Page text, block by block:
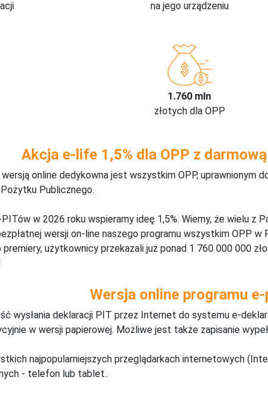
na jego urządzeniu
1.760 mln
złotych dla OPP
Akcja e-life 1,5% dla OPP z
online dedykowna jest wszystkim OPP, uprawnionym
Publicznego.
w 2026 roku wspieramy ideę 1,5%. Wiemy, że wielu
wersji on-line naszego programu wszystkim OPP
użytkownicy przekazali już ponad 1 760 000 000
Wersja online programu
wysłania deklaracji PIT przez Internet do systemu e-
w wersji papierowej. Możliwe jest także zapisanie
najpopularniejszych przeglądarkach internetowych
- telefon lub tablet..